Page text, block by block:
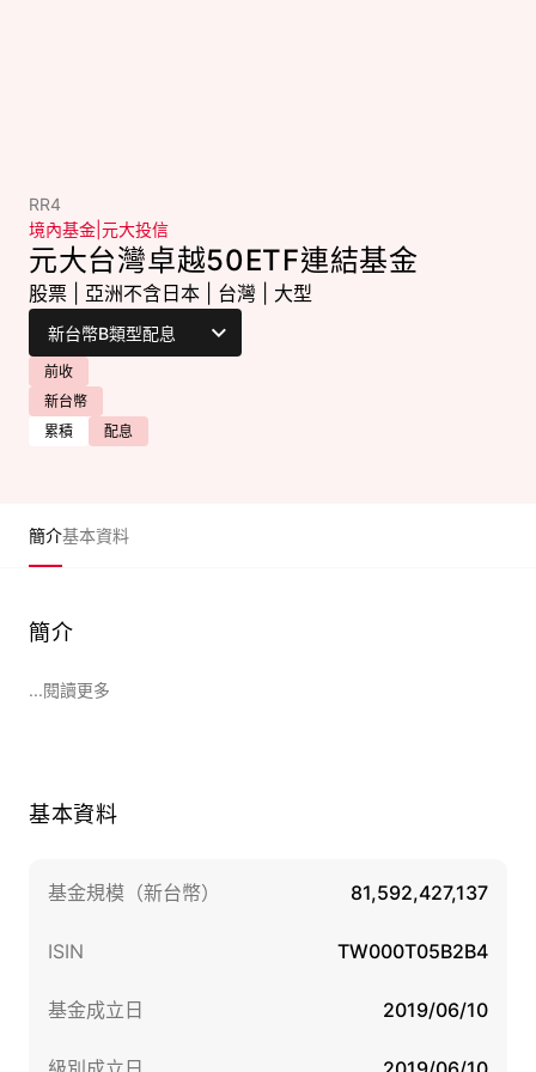
RR4
境內基金 元大投信
元大台灣卓越50ETF連結基金
股票 亞洲不含日本 台灣 大型
前收
新台幣
累積
配息
簡介基本資料
簡介
...閱讀更多
基本資料
基金規模（新台幣） 81,592,427,137
ISIN TW000T05B2B4
基金成立日 2019/06/10